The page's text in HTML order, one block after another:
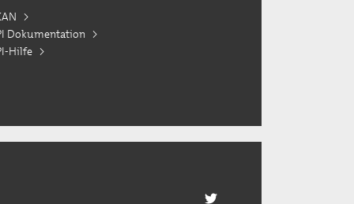
Dokumentation
Hilfe